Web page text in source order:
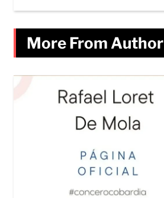
More From Author